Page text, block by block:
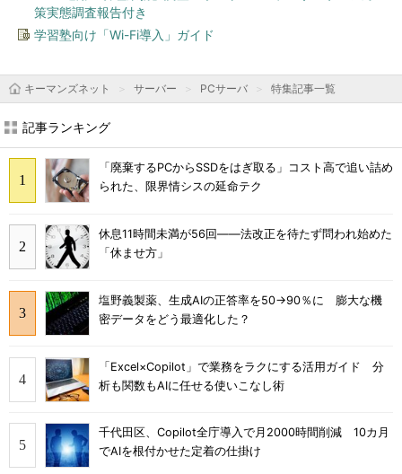
策実態調査報告付き
学習塾向け「Wi-Fi導入」ガイド
キーマンズネット サーバー PCサーバ 特集記事一覧
記事ランキング
「廃棄するPCからSSDをはぎ取る」コスト高で追い詰め
られた、限界情シスの延命テク
休息11時間未満が56回――法改正を待たず問われ始めた
「休ませ方」
塩野義製薬、生成AIの正答率を50→90％に 膨大な機
密データをどう最適化した？
「Excel×Copilot」で業務をラクにする活用ガイド 分
析も関数もAIに任せる使いこなし術
千代田区、Copilot全庁導入で月2000時間削減 10カ月
でAIを根付かせた定着の仕掛け